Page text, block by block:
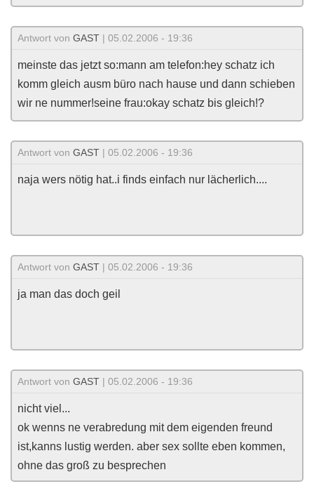
Antwort von GAST | 05.02.2006 - 19:36
meinste das jetzt so:mann am telefon:hey schatz ich
komm gleich ausm büro nach hause und dann schieben
wir ne nummer!seine frau:okay schatz bis gleich!?
Antwort von GAST | 05.02.2006 - 19:36
naja wers nötig hat..i finds einfach nur lächerlich....
Antwort von GAST | 05.02.2006 - 19:36
ja man das doch geil
Antwort von GAST | 05.02.2006 - 19:36
nicht viel...
ok wenns ne verabredung mit dem eigenden freund
ist,kanns lustig werden. aber sex sollte eben kommen,
ohne das groß zu besprechen